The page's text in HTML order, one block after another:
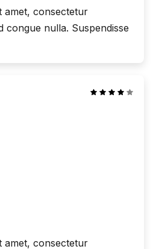
amet, consectetur
congue nulla. Suspendisse
amet, consectetur